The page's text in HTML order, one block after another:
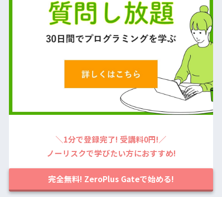
＼1分で登録完了! 受講料0円!／
ノーリスクで学びたい方におすすめ!
完全無料! ZeroPlus Gateで始める!